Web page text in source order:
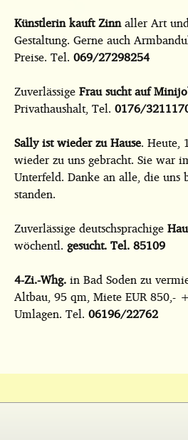
Künstlerin kauft Zinnaller Art
Gestaltung. Gerne auch
Preise. Tel. 069/27298254
ZuverlässigeFrau sucht auf
Privathaushalt, Tel. 0176/
Sally ist wieder zu Hause. Heute,
wieder zu uns gebracht. Sie war
Unterfeld. Danke an alle, die uns
standen.
Zuverlässige deutschsprachige
wöchentl. gesucht. Tel. 85109
4-Zi.-Whg.in Bad Soden zu
Altbau, 95 qm, Miete EUR 850,-
Umlagen. Tel. 06196/22762